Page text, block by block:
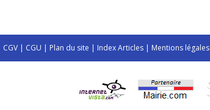
CGV | CGU | Plan du site | Index Articles | Mentions légales